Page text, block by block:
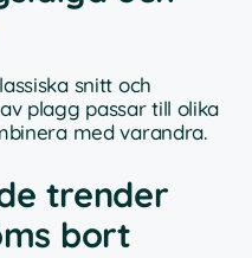
snitt och
plagg passar till olika
med varandra.
trender
bort